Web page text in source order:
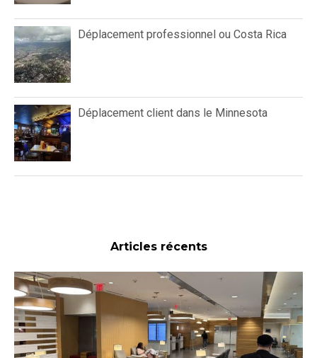
Déplacement professionnel ou Costa Rica
Déplacement client dans le Minnesota
Articles récents